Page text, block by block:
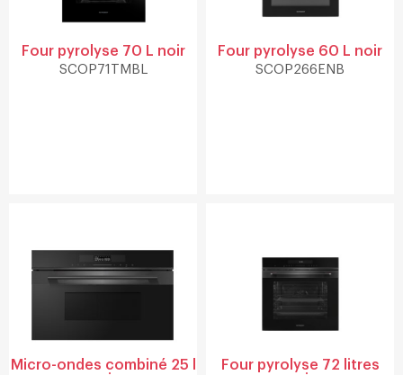
Four pyrolyse 70 L noir
SCOP71TMBL
Four pyrolyse 60 L noir
SCOP266ENB
Micro-ondes combiné 25 l
Four pyrolyse 72 litres